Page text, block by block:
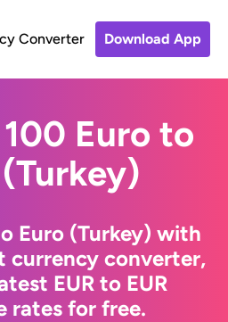
Converter Download App
Euro to
Euro (Turkey) with
currency converter,
EUR to EUR
rates for free.